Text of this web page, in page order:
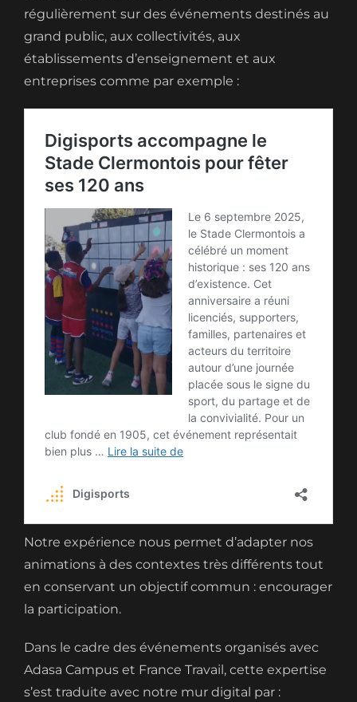
régulièrement sur des événements destinés au
grand public, aux collectivités, aux
établissements d’enseignement et aux
entreprises comme par exemple :
Notre expérience nous permet d’adapter nos
animations à des contextes très différents tout
en conservant un objectif commun : encourager
la participation.
Dans le cadre des événements organisés avec
Adasa Campus et France Travail, cette expertise
s’est traduite avec notre mur digital par :